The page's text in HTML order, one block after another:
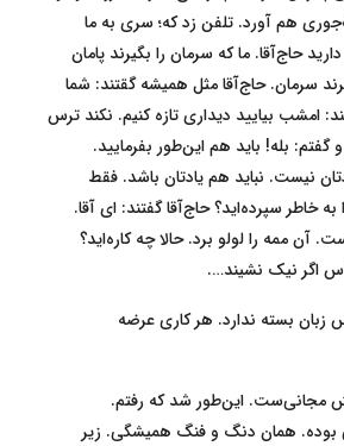
هم آورد. تلفن زد که؛ سری به ما
حاج‌آقا. ما که سرمان را بگیرند پامان
سرمان. حاج‌آقا مثل همیشه گقتند: شما
امشب بیایید دیداری تازه کنیم. نکند ترس
گفتم: بله! باید هم این‌طور بفرمایید.
نیست. نباید هم یادتان باشد. فقط
خاطر سپرده‌اید؟ حاج‌آقا گفتند: ای آقا.
آن ممه را لولو برد. حالا چه کاره‌اید؟
اگر نیک نشیند….
زبان بسته ندارد. هر کاری عرضه
مجانی‌ست. این‌طور شد که رفتم.
بوده. همان دنگ و فنگ همیشگی. زیر